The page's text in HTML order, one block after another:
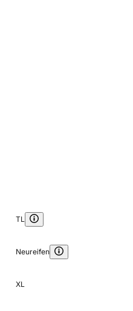
TL
Neureifen
XL